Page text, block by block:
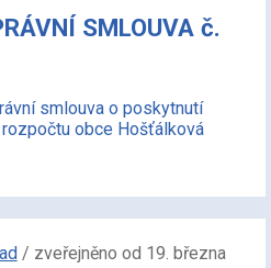
SMLOUVA č.
smlouva o poskytnutí
obce Hošťálková
/ zveřejněno od 19. března